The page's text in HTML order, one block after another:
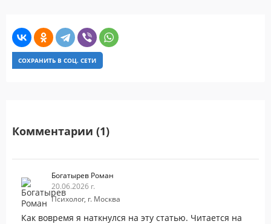
СОХРАНИТЬ В СОЦ. СЕТИ
Комментарии (1)
Богатырев Роман
20.06.2026 г.
Психолог, г. Москва
Как вовремя я наткнулся на эту статью. Читается на